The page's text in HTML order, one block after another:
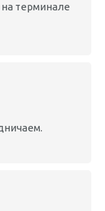
терминале